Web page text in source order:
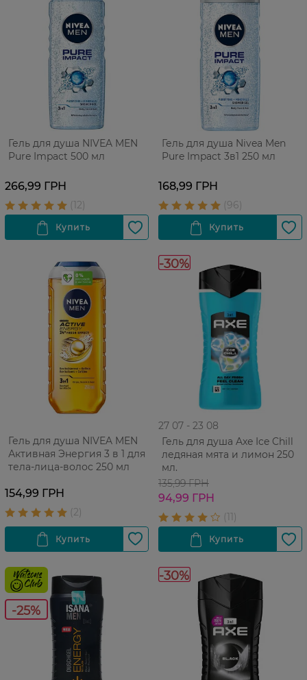
Гель для душа NIVEA MEN
Pure Impact 500 мл
266,99 ГРН
Гель для душа Nivea Men
Pure Impact 3в1 250 мл
168,99 ГРН
Гель для душа NIVEA MEN
Активная Энергия 3 в 1 для
тела-лица-волос 250 мл
154,99 ГРН
-30%
27 07 - 23 08
Гель для душа Axe Ice Chill
ледяная мята и лимон 250
мл.
135,99 ГРН
94,99 ГРН
-25%
-30%